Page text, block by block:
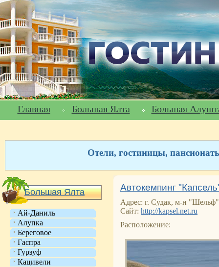
Главная Большая Ялта Большая
Отели, гостиницы,
Большая Ялта
Ай-Даниль
Алупка
Береговое
Гаспра
Гурзуф
Кацивели
Автокемпинг
Адрес: г. Судак, м-н
Сайт: http://kapsel.net.ru
Расположение: